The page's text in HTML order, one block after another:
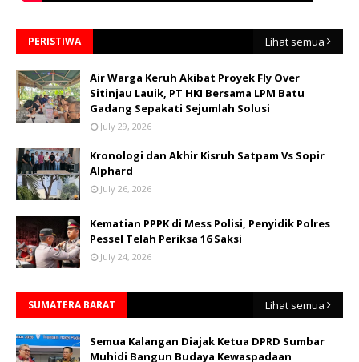
PERISTIWA Lihat semua
Air Warga Keruh Akibat Proyek Fly Over
Sitinjau Lauik, PT HKI Bersama LPM Batu
Gadang Sepakati Sejumlah Solusi
July 29, 2026
Kronologi dan Akhir Kisruh Satpam Vs Sopir
Alphard
July 26, 2026
Kematian PPPK di Mess Polisi, Penyidik Polres
Pessel Telah Periksa 16 Saksi
July 24, 2026
SUMATERA BARAT Lihat semua
Semua Kalangan Diajak Ketua DPRD Sumbar
Muhidi Bangun Budaya Kewaspadaan